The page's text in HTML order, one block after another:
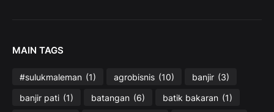
MAIN TAGS
#sulukmaleman (1) agrobisnis (10) banjir (3)
banjir pati (1) batangan (6) batik bakaran (1)